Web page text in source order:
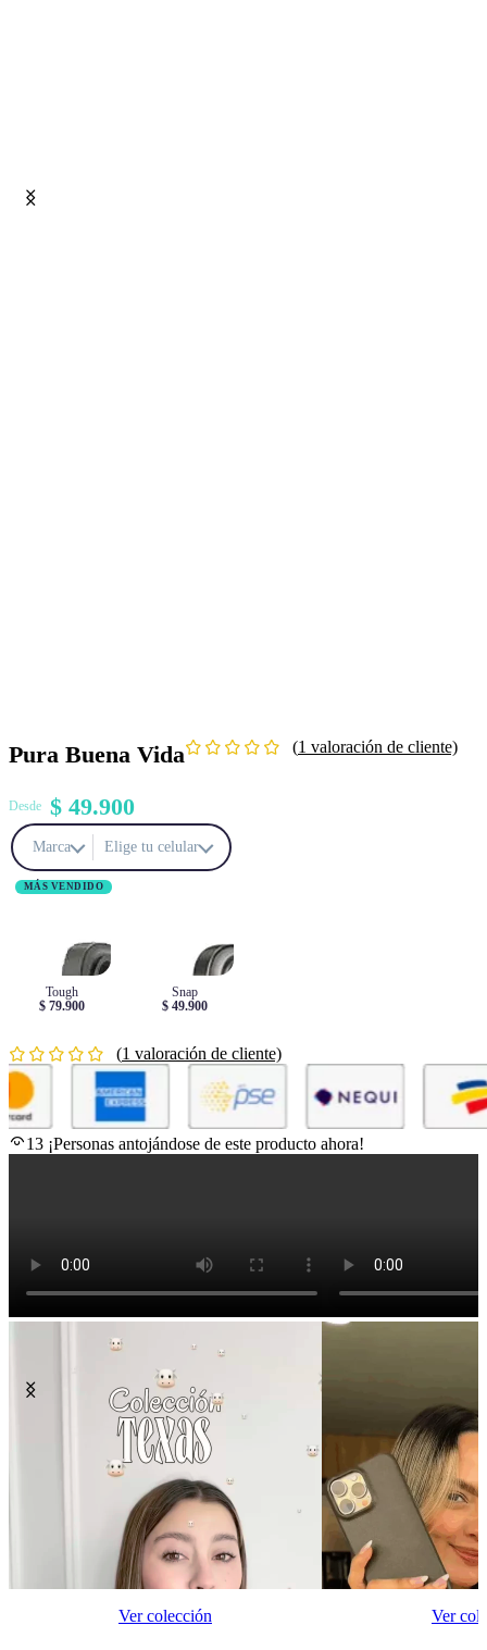
Pura Buena Vida (1 valoración de cliente)
Desde $49.900
Marca Elige tu celular
Tough
$ 79.900
MÁS VENDIDO
Snap
$ 49.900
(1 valoración de cliente)
13 ¡Personas antojándose de este producto ahora!
Ver colección Ver